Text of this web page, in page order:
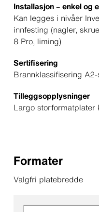
Installasjon – enkel og
Kan legges i nivåer
innfesting (nagler,
8 Pro, liming)
Sertifisering
Brannklassifisering A2-
Tilleggsopplysninger
Largo storformatplater
Formater
Valgfri platebredde